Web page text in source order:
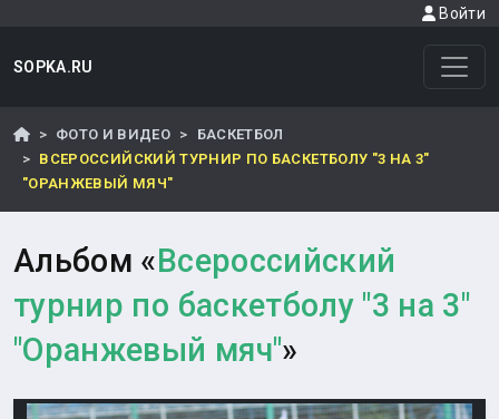
Войти
SOPKA.RU
ФОТО И ВИДЕО
БАСКЕТБОЛ
ВСЕРОССИЙСКИЙ ТУРНИР ПО БАСКЕТБОЛУ "3 НА 3"
"ОРАНЖЕВЫЙ МЯЧ"
Альбом «Всероссийский
турнир по баскетболу "3 на 3"
"Оранжевый мяч"»